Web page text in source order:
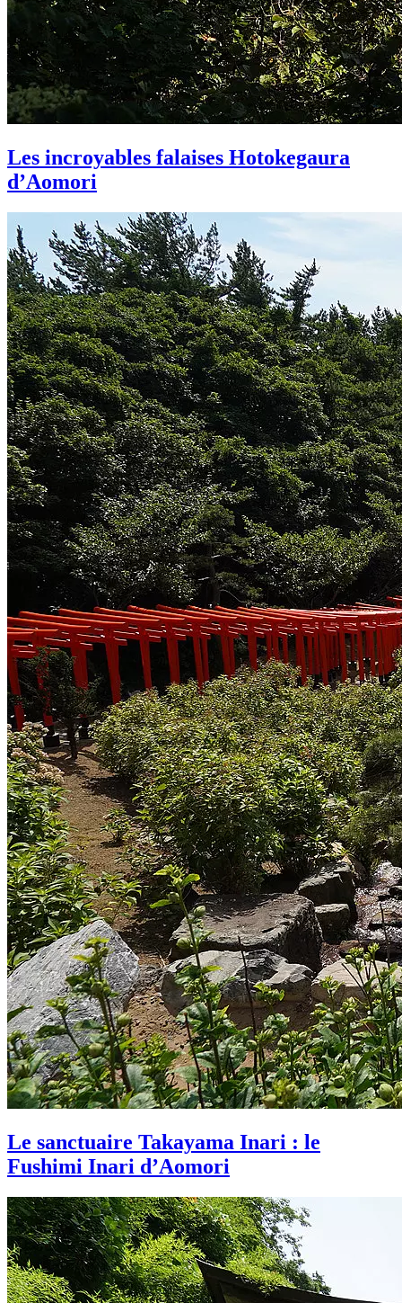
Les incroyables falaises Hotokegaura
d’Aomori
Le sanctuaire Takayama Inari : le
Fushimi Inari d’Aomori